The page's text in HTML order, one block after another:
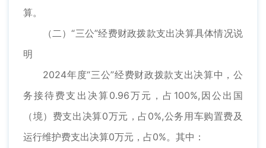
算。
（二）“三公”经费财政拨款支出决算具体情况说
明
2024年度“三公”经费财政拨款支出决算中，公
务接待费支出决算0.96万元，占100%,因公出国
（境）费支出决算0万元，占0%,公务用车购置费及
运行维护费支出决算0万元，占0%。其中：